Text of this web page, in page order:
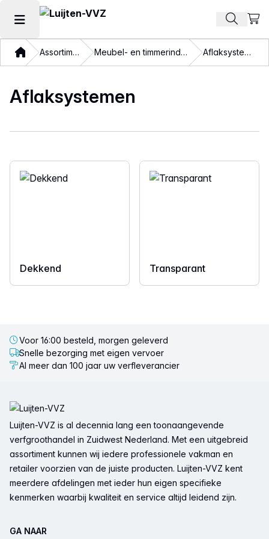
Hoofdmenu openen Zoek
Thuis Assortiment Meubel- en timmerindustrie Aflaksystemen
Aflaksystemen
Dekkend Transparant
Voor 16:00 besteld, morgen geleverd
Snelle bezorging met eigen vervoer
Al meer dan 100 jaar uw verfleverancier
Luijten-VVZ is al decennia lang een toonaangevende
verfgroothandel in Zuidwest Nederland. Met een uitgebreid
assortiment kunnen wij iedere professionele vakman en
retailer voorzien van de juiste producten. Luijten-VVZ kent
meerdere afdelingen met ieder hun eigen specifieke
kenmerken waarbij kwaliteit en service altijd leidend zijn.
GA NAAR